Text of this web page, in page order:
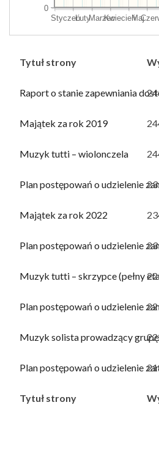
StyczeńLutyMarzecKwiecieńMaj
0
Tytuł strony
Tytuł strony
Raport o stanie zapewniania
Majątek za rok 2019
Muzyk tutti – wiolonczela
Plan postępowań o udzielenie
Majątek za rok 2022
Plan postępowań o udzielenie
Muzyk tutti – skrzypce (pełny
Plan postępowań o udzielenie
Muzyk solista prowadzący
Plan postępowań o udzielenie